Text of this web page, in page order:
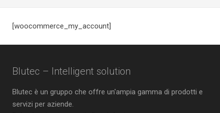
LE RISORSE
CONTATTI
[woocommerce_my_account]
Blutec – Intelligent solution
Blutec è un gruppo che offre un'ampia gamma di prodotti e
servizi per aziende.